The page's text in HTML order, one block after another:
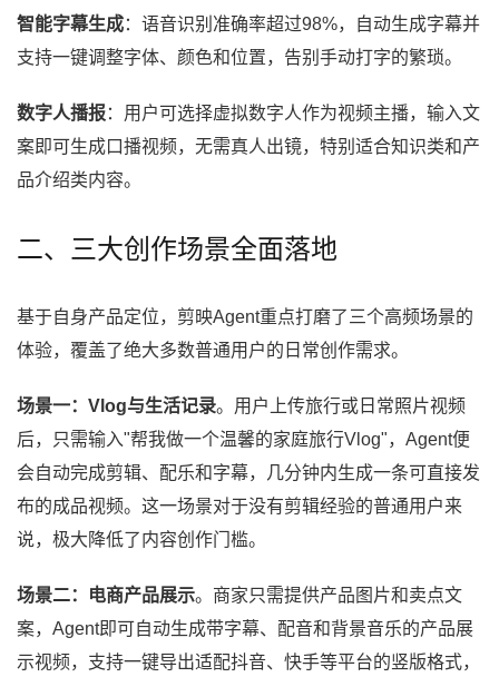
智能字幕生成：语音识别准确率超过98%，自动生成字幕并
支持一键调整字体、颜色和位置，告别手动打字的繁琐。
数字人播报：用户可选择虚拟数字人作为视频主播，输入文
案即可生成口播视频，无需真人出镜，特别适合知识类和产
品介绍类内容。
二、三大创作场景全面落地
基于自身产品定位，剪映Agent重点打磨了三个高频场景的
体验，覆盖了绝大多数普通用户的日常创作需求。
场景一：Vlog与生活记录。用户上传旅行或日常照片视频
后，只需输入"帮我做一个温馨的家庭旅行Vlog"，Agent便
会自动完成剪辑、配乐和字幕，几分钟内生成一条可直接发
布的成品视频。这一场景对于没有剪辑经验的普通用户来
说，极大降低了内容创作门槛。
场景二：电商产品展示。商家只需提供产品图片和卖点文
案，Agent即可自动生成带字幕、配音和背景音乐的产品展
示视频，支持一键导出适配抖音、快手等平台的竖版格式，